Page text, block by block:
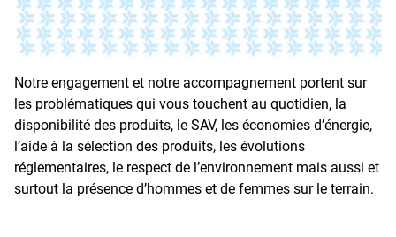
Notre engagement et notre accompagnement portent sur
les problématiques qui vous touchent au quotidien, la
disponibilité des produits, le SAV, les économies d’énergie,
l’aide à la sélection des produits, les évolutions
réglementaires, le respect de l’environnement mais aussi et
surtout la présence d’hommes et de femmes sur le terrain.